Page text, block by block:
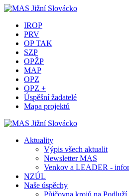
IROP
PRV
OP TAK
SZP
OPŽP
MAP
OPZ
OPZ +
Úspěšní žadatelé
Mapa projektů
Aktuality
Výpis všech aktualit
Newsletter MAS
Venkov a LEADER -
NZÚL
Naše úspěchy
Půjčovna krojů na Podluží